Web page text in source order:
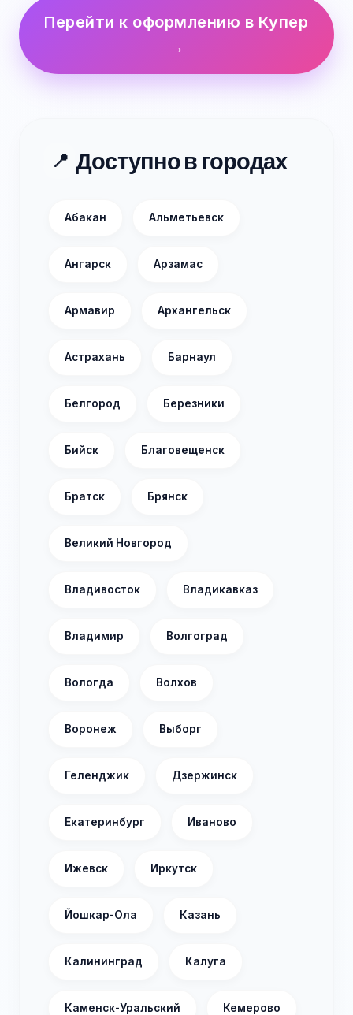
Перейти к оформлению в Купер
→
📍 Доступно в городах
Абакан Альметьевск
Ангарск Арзамас
Армавир Архангельск
Астрахань Барнаул
Белгород Березники
Бийск Благовещенск
Братск Брянск
Великий Новгород
Владивосток Владикавказ
Владимир Волгоград
Вологда Волхов
Воронеж Выборг
Геленджик Дзержинск
Екатеринбург Иваново
Ижевск Иркутск
Йошкар-Ола Казань
Калининград Калуга
Каменск-Уральский Кемерово